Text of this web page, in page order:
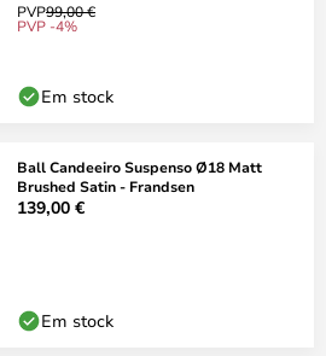
PVP99,00 €
PVP -4%
Em stock
Ball Candeeiro Suspenso Ø18 Matt
Brushed Satin - Frandsen
139,00 €
Em stock